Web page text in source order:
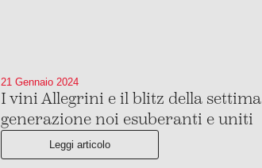
21 Gennaio 2024
I vini Allegrini e il blitz della settima
generazione noi esuberanti e uniti
Leggi articolo